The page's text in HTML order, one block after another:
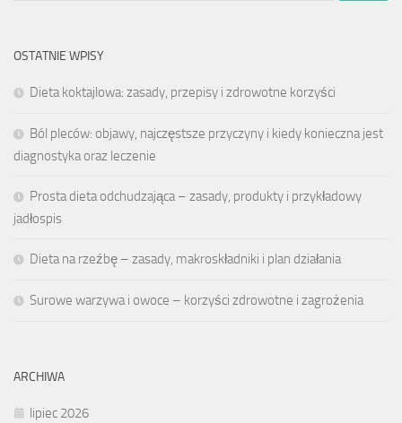
OSTATNIE WPISY
Dieta koktajlowa: zasady, przepisy i zdrowotne korzyści
Ból pleców: objawy, najczęstsze przyczyny i kiedy konieczna jest
diagnostyka oraz leczenie
Prosta dieta odchudzająca – zasady, produkty i przykładowy
jadłospis
Dieta na rzeźbę – zasady, makroskładniki i plan działania
Surowe warzywa i owoce – korzyści zdrowotne i zagrożenia
ARCHIWA
lipiec 2026